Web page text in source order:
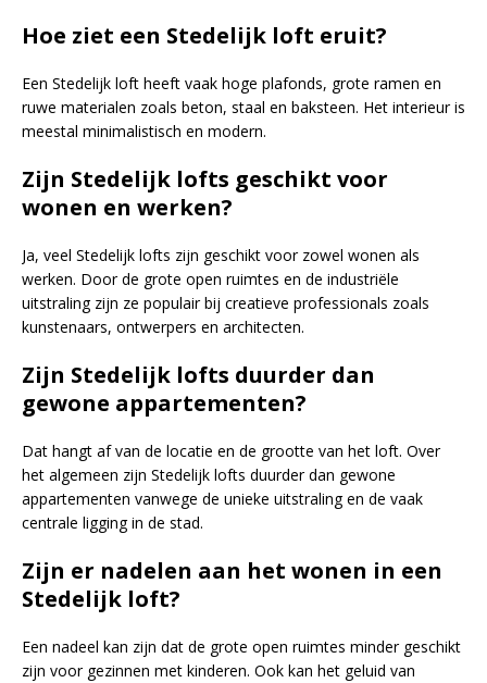
Hoe ziet een Stedelijk loft eruit?
Een Stedelijk loft heeft vaak hoge plafonds, grote ramen en
ruwe materialen zoals beton, staal en baksteen. Het interieur is
meestal minimalistisch en modern.
Zijn Stedelijk lofts geschikt voor
wonen en werken?
Ja, veel Stedelijk lofts zijn geschikt voor zowel wonen als
werken. Door de grote open ruimtes en de industriële
uitstraling zijn ze populair bij creatieve professionals zoals
kunstenaars, ontwerpers en architecten.
Zijn Stedelijk lofts duurder dan
gewone appartementen?
Dat hangt af van de locatie en de grootte van het loft. Over
het algemeen zijn Stedelijk lofts duurder dan gewone
appartementen vanwege de unieke uitstraling en de vaak
centrale ligging in de stad.
Zijn er nadelen aan het wonen in een
Stedelijk loft?
Een nadeel kan zijn dat de grote open ruimtes minder geschikt
zijn voor gezinnen met kinderen. Ook kan het geluid van